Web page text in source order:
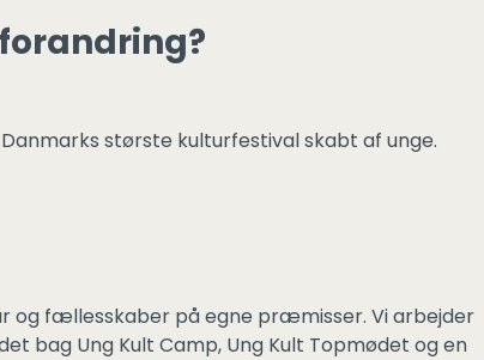
største kulturfestival skabt af unge.
og fællesskaber på egne præmisser. Vi arbejder
bag Ung Kult Camp, Ung Kult Topmødet og en